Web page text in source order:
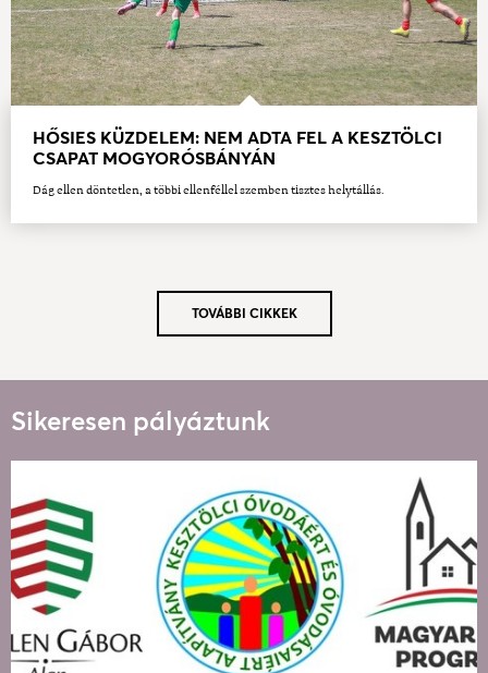
HŐSIES KÜZDELEM: NEM ADTA FEL A KESZTÖLCI
CSAPAT MOGYORÓSBÁNYÁN
Dág ellen döntetlen, a többi ellenféllel szemben tisztes helytállás.
TOVÁBBI CIKKEK
Sikeresen pályáztunk